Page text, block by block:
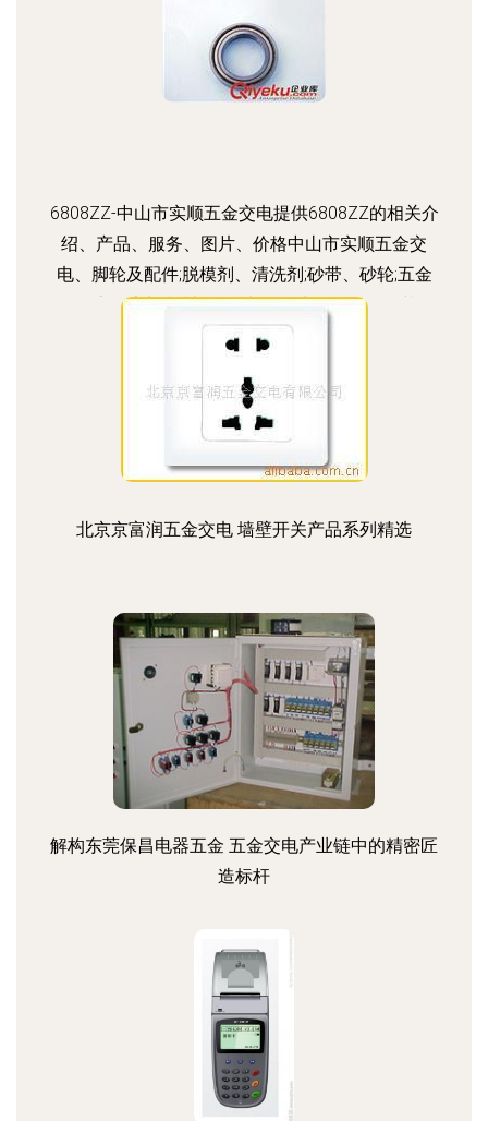
6808ZZ-中山市实顺五金交电提供6808ZZ的相关介
绍、产品、服务、图片、价格中山市实顺五金交
电、脚轮及配件;脱模剂、清洗剂;砂带、砂轮;五金
工具;磨具磨料;机械设备;轴承;钢球;LED照明灯;劳保
用品;宝剑牌高级万能胶;香港蓝鲸脱模剂;银晶脱模
北京京富润五金交电 墙壁开关产品系列精选
解构东莞保昌电器五金 五金交电产业链中的精密匠
造标杆